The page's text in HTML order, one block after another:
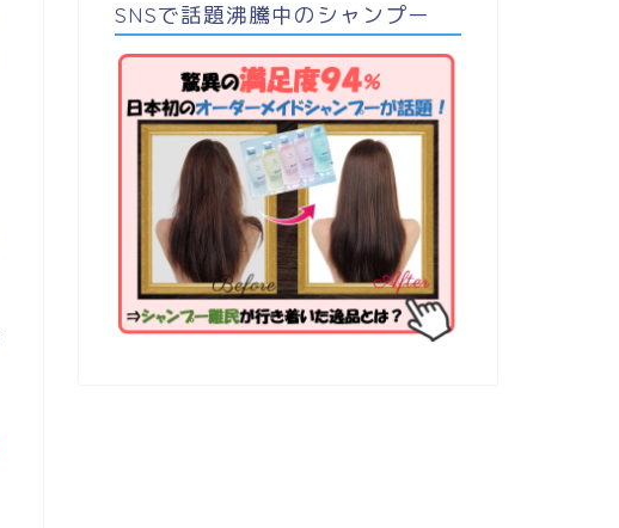
SNSで話題沸騰中のシャンプー